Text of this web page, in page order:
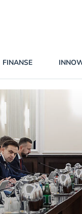
FINANSE